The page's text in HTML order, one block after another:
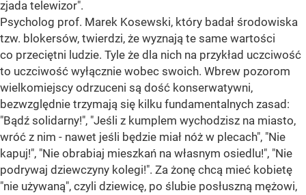
zjada telewizor".
Psycholog prof. Marek Kosewski, który badał środowiska
tzw. blokersów, twierdzi, że wyznają te same wartości
co przeciętni ludzie. Tyle że dla nich na przykład uczciwość
to uczciwość wyłącznie wobec swoich. Wbrew pozorom
wielkomiejscy odrzuceni są dość konserwatywni,
bezwzględnie trzymają się kilku fundamentalnych zasad:
"Bądź solidarny!", "Jeśli z kumplem wychodzisz na miasto,
wróć z nim - nawet jeśli będzie miał nóż w plecach", "Nie
kapuj!", "Nie obrabiaj mieszkań na własnym osiedlu!", "Nie
podrywaj dziewczyny kolegi!". Za żonę chcą mieć kobietę
"nie używaną", czyli dziewicę, po ślubie posłuszną mężowi,